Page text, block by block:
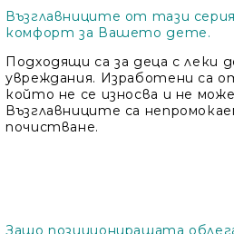
Възглавниците от тази
комфорт за Вашето дете.
Подходящи са за деца с леки
увреждания. Изработени са
който не се износва и не
Възглавниците са
почистване.
Защо позициониращата